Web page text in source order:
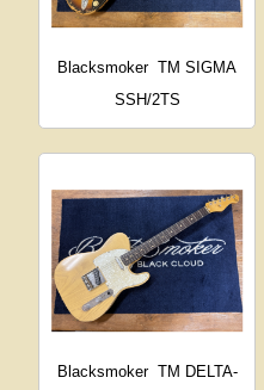
Blacksmoker TM SIGMA
SSH/2TS
Blacksmoker TM DELTA-